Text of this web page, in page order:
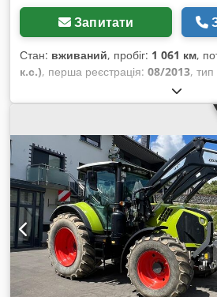
Запитати
Стан: вживаний, пробіг: 1 061 км,
к.с.), перша реєстрація: 08/2013,
, колір:зелений
механічний, підвіска:інше, кількість
кабіна,